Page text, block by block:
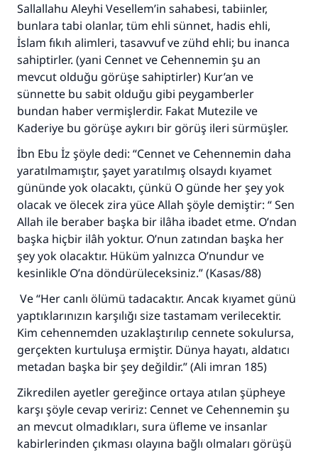
Sallallahu Aleyhi Vesellem’in sahabesi, tabiinler,
bunlara tabi olanlar, tüm ehli sünnet, hadis ehli,
İslam fıkıh alimleri, tasavvuf ve zühd ehli; bu inanca
sahiptirler. (yani Cennet ve Cehennemin şu an
mevcut olduğu görüşe sahiptirler) Kur’an ve
sünnette bu sabit olduğu gibi peygamberler
bundan haber vermişlerdir. Fakat Mutezile ve
Kaderiye bu görüşe aykırı bir görüş ileri sürmüşler.
İbn Ebu İz şöyle dedi: “Cennet ve Cehennemin daha
yaratılmamıştır, şayet yaratılmış olsaydı kıyamet
gününde yok olacaktı, çünkü O günde her şey yok
olacak ve ölecek zira yüce Allah şöyle demiştir: “ Sen
Allah ile beraber başka bir ilâha ibadet etme. O’ndan
başka hiçbir ilâh yoktur. O’nun zatından başka her
şey yok olacaktır. Hüküm yalnızca O’nundur ve
kesinlikle O’na döndürüleceksiniz.” (Kasas/88)
Ve “Her canlı ölümü tadacaktır. Ancak kıyamet günü
yaptıklarınızın karşılığı size tastamam verilecektir.
Kim cehennemden uzaklaştırılıp cennete sokulursa,
gerçekten kurtuluşa ermiştir. Dünya hayatı, aldatıcı
metadan başka bir şey değildir.” (Ali imran 185)
Zikredilen ayetler gereğince ortaya atılan şüpheye
karşı şöyle cevap veririz: Cennet ve Cehennemin şu
an mevcut olmadıkları, sura üfleme ve insanlar
kabirlerinden çıkması olayına bağlı olmaları görüşü
Şimdi katkı yapın!